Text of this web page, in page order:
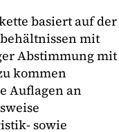
basiert auf der
mit
Abstimmung mit
kommen
Auflagen an
sowie